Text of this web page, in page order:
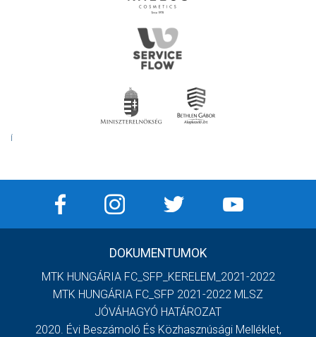
DOKUMENTUMOK
MTK HUNGÁRIA FC_SFP_KERELEM_2021-2022
MTK HUNGÁRIA FC_SFP 2021-2022 MLSZ
JÓVÁHAGYÓ HATÁROZAT
2020. Évi Beszámoló És Közhasznúsági Melléklet,